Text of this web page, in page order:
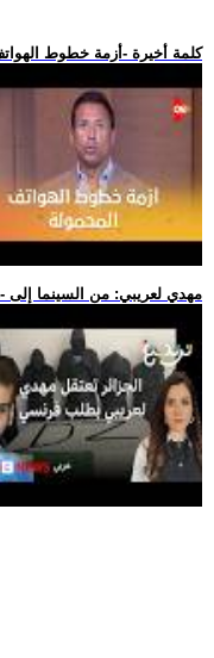
.. كلمة أخيرة -أزمة خطوط
.. مهدي لعريبي: من السينما